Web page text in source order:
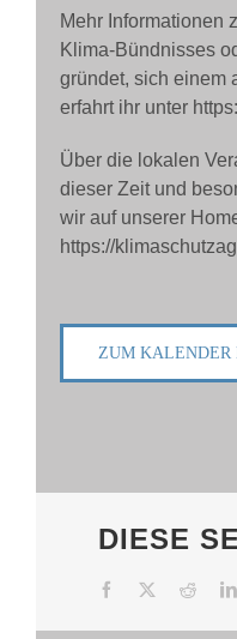
Mehr Informationen
Klima-Bündnisses
gründet, sich einem
erfahrt ihr unter
Über die lokalen
dieser Zeit und
wir auf unserer
https://
ZUM KALENDER
DIESE
Facebook
X Reddit